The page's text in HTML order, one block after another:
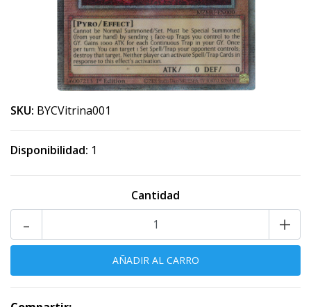
SKU: BYCVitrina001
Disponibilidad: 1
Cantidad
+
-